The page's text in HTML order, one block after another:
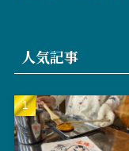
人気記事